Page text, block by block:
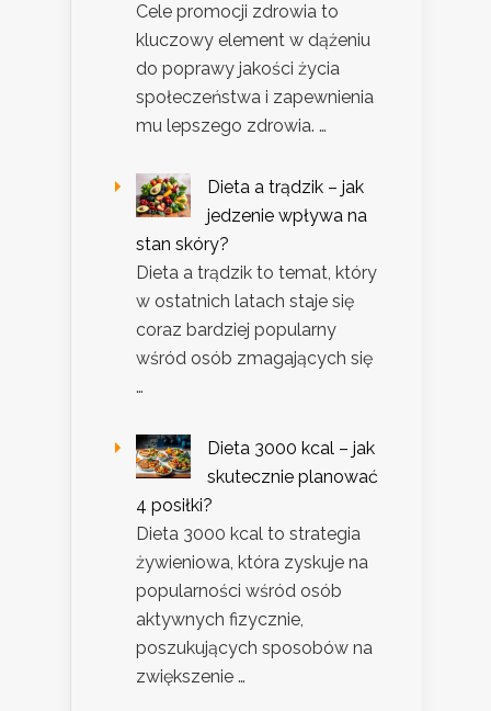
Cele promocji zdrowia to
kluczowy element w dążeniu
do poprawy jakości życia
społeczeństwa i zapewnienia
mu lepszego zdrowia. …
Dieta a trądzik – jak
jedzenie wpływa na
stan skóry?
Dieta a trądzik to temat, który
w ostatnich latach staje się
coraz bardziej popularny
wśród osób zmagających się
…
Dieta 3000 kcal – jak
skutecznie planować
4 posiłki?
Dieta 3000 kcal to strategia
żywieniowa, która zyskuje na
popularności wśród osób
aktywnych fizycznie,
poszukujących sposobów na
zwiększenie …